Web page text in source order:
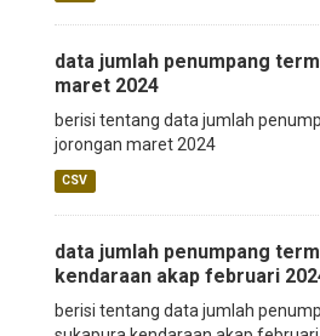
data jumlah penumpang
maret 2024
berisi tentang data jumlah
jorongan maret 2024
CSV
data jumlah penumpang
kendaraan akap februari
berisi tentang data jumlah